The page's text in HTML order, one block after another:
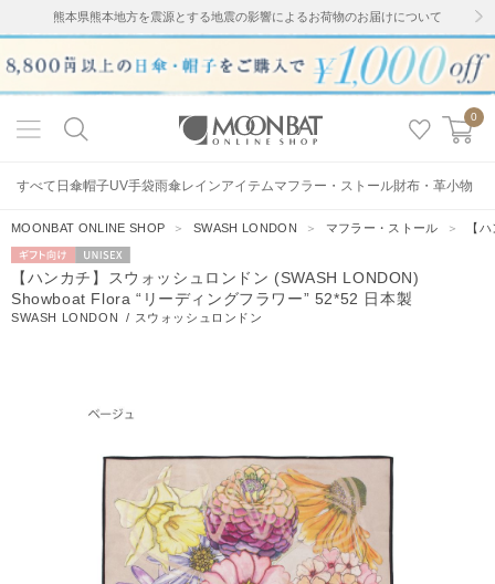
熊本県熊本地方を震源とする地震の影響によるお荷物のお届けについて
0
すべて 日傘帽子UV手袋雨傘レインアイテムマフラー・ストール財布・革小物
MOONBAT ONLINE SHOP ＞SWASH LONDON ＞ マフラー・ストール ＞ 【
ギフト向
け
UNISEX
【ハンカチ】スウォッシュロンドン (SWASH LONDON)
Showboat Flora “リーディングフラワー” 52*52 日本製
SWASH LONDON / スウォッシュロンドン